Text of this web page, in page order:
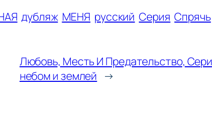
дубляж МЕНЯ русский Серия Спрячь
Любовь, Месть И Предательство,
небом и землей →